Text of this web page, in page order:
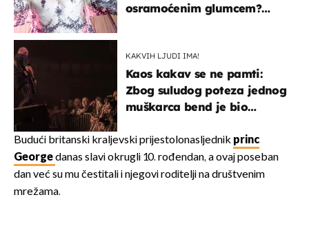
osramoćenim glumcem?
KAKVIH LJUDI IMA!
Kaos kakav se ne pamti:
Zbog suludog poteza jednog
muškarca bend je bio
Budući britanski kraljevski prijestolonasljednik princ
Georgedanas slavi okrugli 10. rođendan, a ovaj poseban
dan već su mu čestitali i njegovi roditelji na društvenim
mrežama.